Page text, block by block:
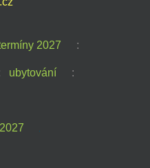
2027 :
ubytování :